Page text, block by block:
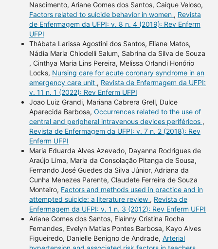
Nascimento, Ariane Gomes dos Santos, Caique Veloso,
Factors related to suicide behavior in women , Revista
de Enfermagem da UFPI: v. 8 n. 4 (2019): Rev Enferm
UFPI
Thábata Larissa Agostini dos Santos, Eliane Matos,
Nádia Maria Chiodelli Salum, Sabrina da Silva de Souza
, Cinthya Maria Lins Pereira, Melissa Orlandi Honório
Locks, Nursing care for acute coronary syndrome in an
emergency care unit , Revista de Enfermagem da UFPI:
v. 11 n. 1 (2022): Rev Enferm UFPI
Joao Luiz Grandi, Mariana Cabrera Grell, Dulce
Aparecida Barbosa, Occurrences related to the use of
central and peripheral intravenous devices periféricos ,
Revista de Enfermagem da UFPI: v. 7 n. 2 (2018): Rev
Enferm UFPI
Maria Eduarda Alves Azevedo, Dayanna Rodrigues de
Araújo Lima, Maria da Consolação Pitanga de Sousa,
Fernando José Guedes da Silva Júnior, Adriana da
Cunha Menezes Parente, Claudete Ferreira de Souza
Monteiro, Factors and methods used in practice and in
attempted suicide: a literature review , Revista de
Enfermagem da UFPI: v. 1 n. 3 (2012): Rev Enferm UFPI
Ariane Gomes dos Santos, Elaínny Cristina Rocha
Fernandes, Evelyn Matias Pontes Barbosa, Kayo Alves
Figueiredo, Danielle Benigno de Andrade, Arterial